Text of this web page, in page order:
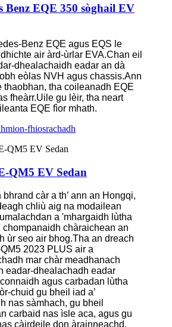
Benz EQE 350 sòghail EV
Benz EQE agus EQS le
air àrd-ùrlar EVA.Chan eil
dhealachaidh eadar an dà
eòlas NVH agus chassis.Ann
thaobhan, tha coileanadh EQE
fheàrr.Uile gu lèir, tha neart
EQE fìor mhath.
mion-fhiosrachadh
QM5 EV Sedan
bhrand càr a th’ ann an Hongqi,
chliù aig na modailean
a 'mhargaidh lùtha
chompanaidh chàraichean an
ùr seo air bhog.Tha an dreach
2023 PLUS air a
mar chàr meadhanach
eadar-dhealachadh eadar
agus carbadan lùtha
chuid gu bheil iad a’
​​​​nas sàmhach, gu bheil
carbaid nas ìsle aca, agus gu
càirdeile don àrainneachd.